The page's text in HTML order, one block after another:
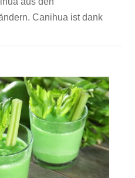
Canihua ist dank